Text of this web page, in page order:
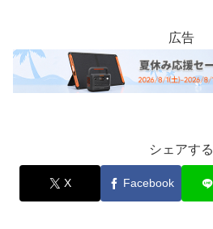
広告
シェアする
X Facebook